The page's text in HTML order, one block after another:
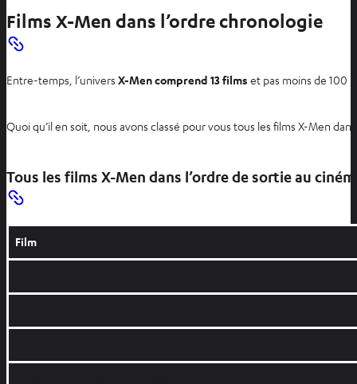
Films X-Men dans l’ordre chronologie
Entre-temps, l’univers X-Men comprend 13 films et pas moins de 100
Quoi qu’il en soit, nous avons classé pour vous tous les films X-Men
Tous les films X-Men dans l’ordre de sortie au
Film